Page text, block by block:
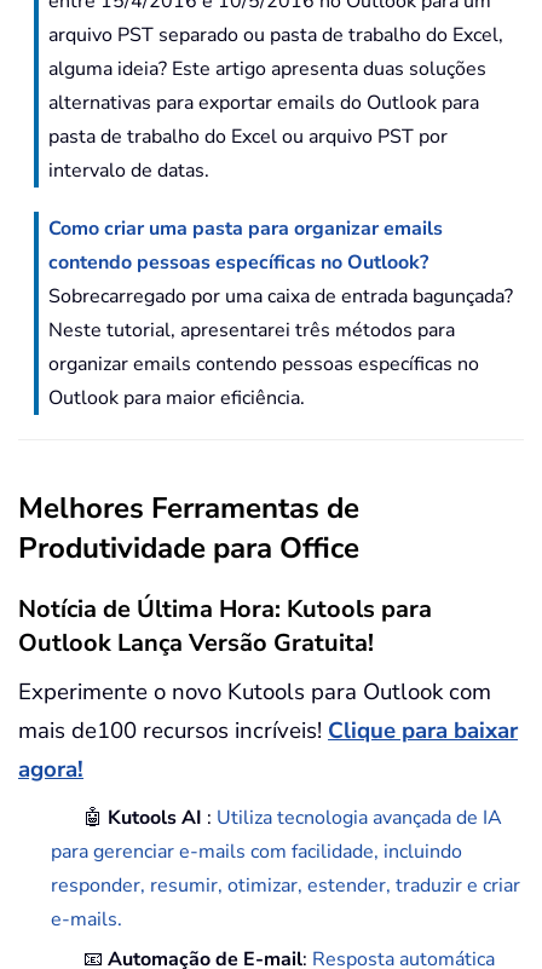
arquivo PST separado ou pasta de trabalho do Excel,
alguma ideia? Este artigo apresenta duas soluções
alternativas para exportar emails do Outlook para
pasta de trabalho do Excel ou arquivo PST por
intervalo de datas.
Como criar uma pasta para organizar emails
contendo pessoas específicas no Outlook?
Sobrecarregado por uma caixa de entrada bagunçada?
Neste tutorial, apresentarei três métodos para
organizar emails contendo pessoas específicas no
Outlook para maior eficiência.
Melhores Ferramentas de
Produtividade para Office
Notícia de Última Hora: Kutools para
Outlook Lança Versão Gratuita!
Experimente o novo Kutools para Outlook com
mais de100 recursos incríveis! Clique para baixar
agora!
🤖 Kutools AI : Utiliza tecnologia avançada de IA
para gerenciar e-mails com facilidade, incluindo
responder, resumir, otimizar, estender, traduzir e criar
e-mails.
📧Automação de E-mail: Resposta automática